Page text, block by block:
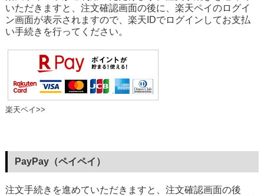
いただきますと、注文確認画面の後に、楽天ペイのログイ
ン画面が表示されますので、楽天IDでログインしてお支払
い手続きを行ってください。
楽天ペイ>>
PayPay（ペイペイ）
注文手続きを進めていただきますと、注文確認画面の後